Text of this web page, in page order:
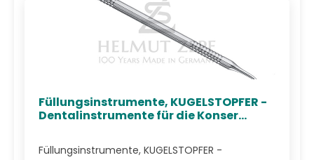
Füllungsinstrumente, KUGELSTOPFER -
Dentalinstrumente für die Konser...
Füllungsinstrumente, KUGELSTOPFER -